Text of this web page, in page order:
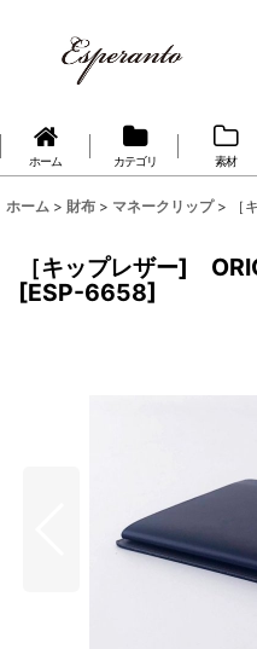
ホーム カテゴリ 素材
ホーム > 財布 > マネークリップ > ［
［キップレザー]
[ESP-6658]